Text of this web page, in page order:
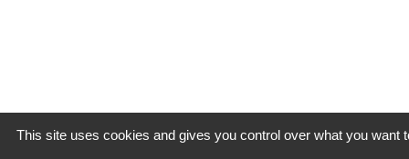
This site uses cookies and gives you control over what you want